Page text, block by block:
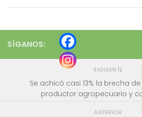
SÍGANOS:
SIGUIENTE
Se achicó casi 13% la brecha
productor agropecuario y
ANTERIOR